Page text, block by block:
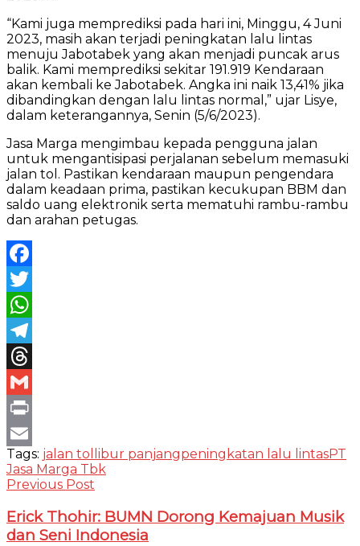
“Kami juga memprediksi pada hari ini, Minggu, 4 Juni
2023, masih akan terjadi peningkatan lalu lintas
menuju Jabotabek yang akan menjadi puncak arus
balik. Kami memprediksi sekitar 191.919 Kendaraan
akan kembali ke Jabotabek. Angka ini naik 13,41% jika
dibandingkan dengan lalu lintas normal,” ujar Lisye,
dalam keterangannya, Senin (5/6/2023).
Jasa Marga mengimbau kepada pengguna jalan
untuk mengantisipasi perjalanan sebelum memasuki
jalan tol. Pastikan kendaraan maupun pengendara
dalam keadaan prima, pastikan kecukupan BBM dan
saldo uang elektronik serta mematuhi rambu-rambu
dan arahan petugas.
Facebook
Twitter
WhatsApp
Telegram
Threads
Gmail
Print
Email
Tags: jalan tol libur panjangpeningkatan lalu lintasPT
Jasa Marga Tbk
Previous Post
Erick Thohir: BUMN Dorong Kemajuan Musik
dan Seni Indonesia